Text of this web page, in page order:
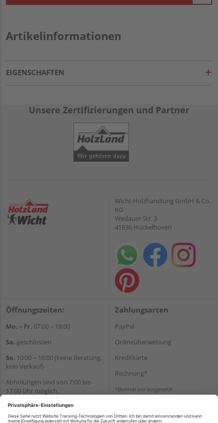
Artikelinformationen
EIGENSCHAFTEN
Unsere Zertifizierungen und Partner
Wicht Holzhandlung GmbH & Co.
KG
Wedauer Str. 3
41836 Hückelhoven
Öffnungszeiten:
Mo. – Fr. 07:00 – 18:00
Sa. geschlossen
So. 10:00 – 16:00 (keine Beratung,
kein Verkauf)
Abholungen sind von 7:00 bis
17:00 Uhr möglich.
Wir helfen Ihnen gerne
weiter
Zahlungsarten
PayPal
Onlineüberweisung
Kreditkarte
Rechnung*
*Bonität vorausgesetzt
Versandkosten